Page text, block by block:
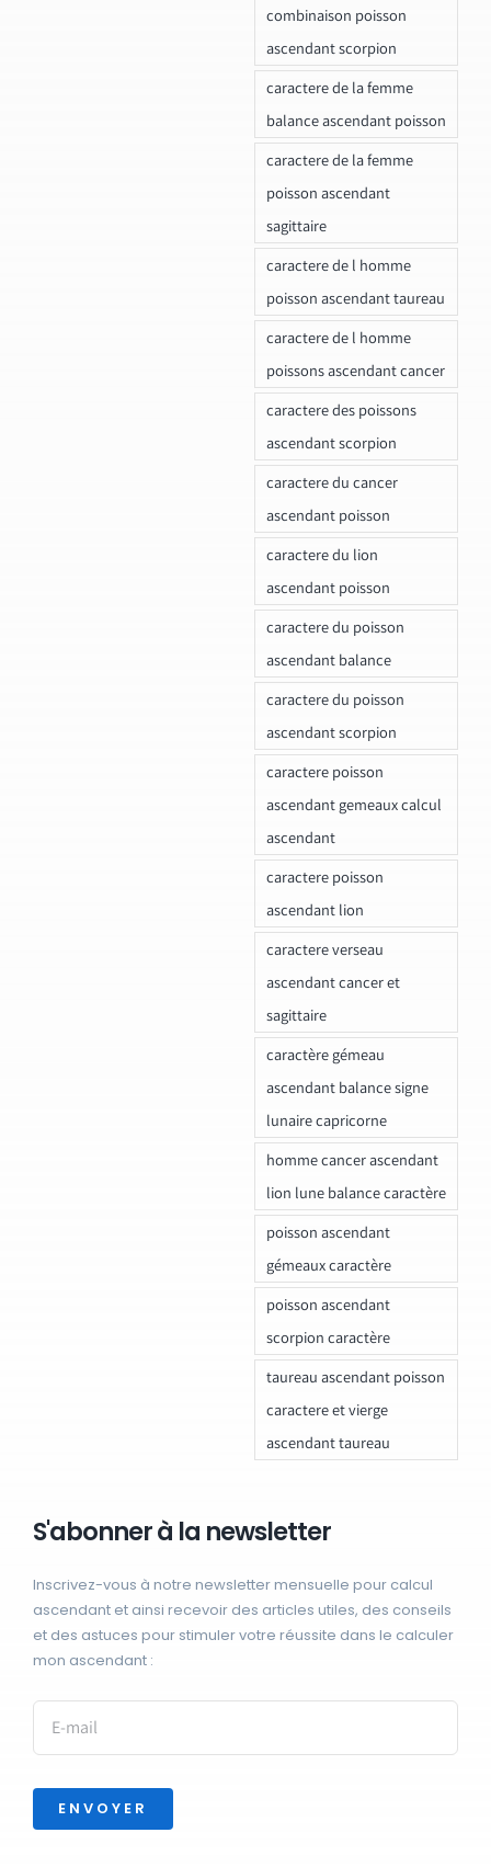
combinaison poisson
ascendant scorpion
caractere de la femme
balance ascendant poisson
caractere de la femme
poisson ascendant
sagittaire
caractere de l homme
poisson ascendant taureau
caractere de l homme
poissons ascendant cancer
caractere des poissons
ascendant scorpion
caractere du cancer
ascendant poisson
caractere du lion
ascendant poisson
caractere du poisson
ascendant balance
caractere du poisson
ascendant scorpion
caractere poisson
ascendant gemeaux calcul
ascendant
caractere poisson
ascendant lion
caractere verseau
ascendant cancer et
sagittaire
caractère gémeau
ascendant balance signe
lunaire capricorne
homme cancer ascendant
lion lune balance caractère
poisson ascendant
gémeaux caractère
poisson ascendant
scorpion caractère
taureau ascendant poisson
caractere et vierge
ascendant taureau
S'abonner à la newsletter
Inscrivez-vous à notre newsletter mensuelle pour calcul
ascendant et ainsi recevoir des articles utiles, des conseils
et des astuces pour stimuler votre réussite dans le calculer
mon ascendant :
ENVOYER